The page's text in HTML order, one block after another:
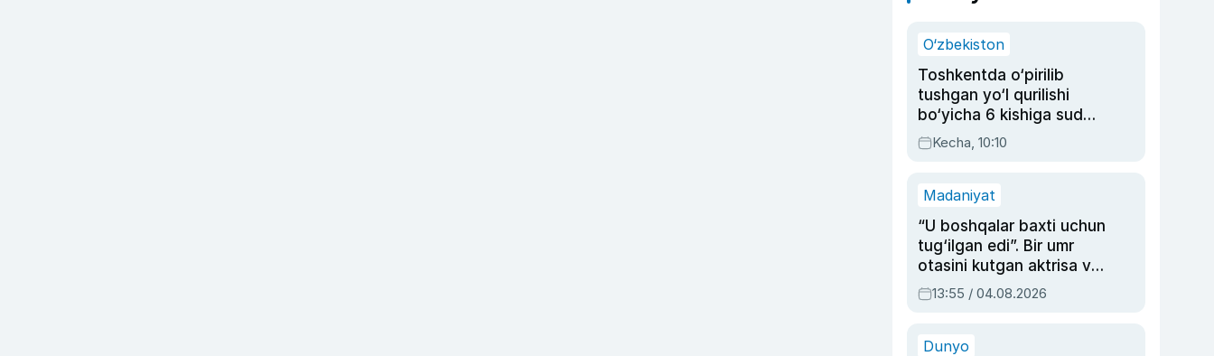
O‘zbekiston
Toshkentda o‘pirilib
tushgan yo‘l qurilishi
bo‘yicha 6 kishiga sud
hukmi o‘qildi
Kecha, 10:10
Madaniyat
“U boshqalar baxti uchun
tug‘ilgan edi”. Bir umr
otasini kutgan aktrisa va
dublyaj ustasi Rimma
Ahmedovaning
13:55 / 04.08.2026
Dunyo